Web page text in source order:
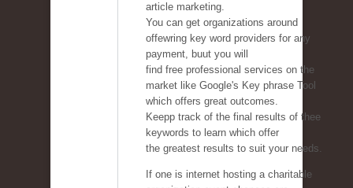
article marketing.
You can get organizations around
offewring key word providers for any
payment, buut you will
find free professional services on the
market like Google's Key phrase Tool
which offers great outcomes.
Keepp track of the final results of thee
keywords to learn which offer
the greatest results to suit your needs.
If one is internet hosting a charitable